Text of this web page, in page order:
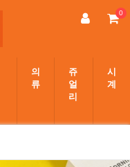
0
의
류
쥬
얼
리
시
계